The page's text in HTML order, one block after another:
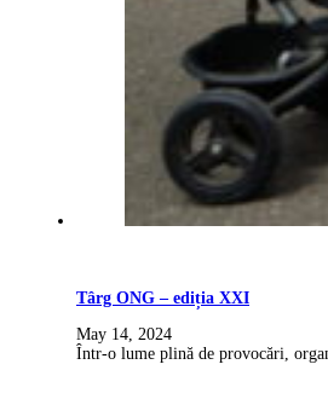
Târg ONG – ediția XXI
May 14, 2024
Într-o lume plină de provocări,